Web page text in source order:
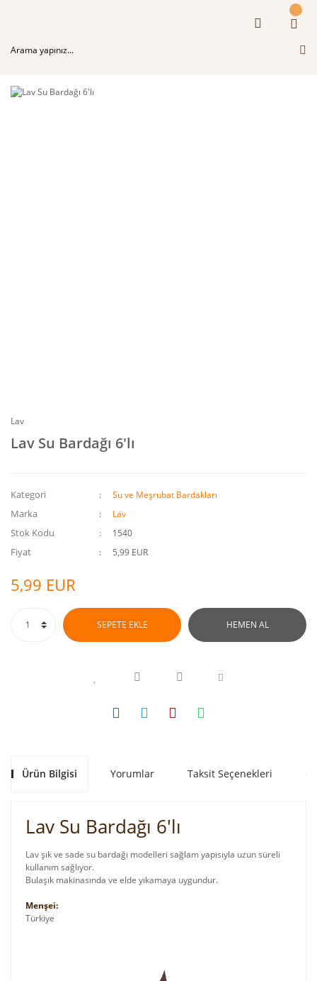
Lav
Lav Su Bardağı 6'lı
Kategori Su ve Meşrubat Bardakları
Marka Lav
Stok Kodu 1540
Fiyat 5,99 EUR
5,99 EUR
SEPETE EKLE HEMEN AL
Ürün Bilgisi Yorumlar Taksit Seçenekleri
Lav Su Bardağı 6'lı
Lav şık ve sade su bardağı modelleri sağlam yapısıyla uzun süreli
kullanım sağlıyor.
Bulaşık makinasında ve elde yıkamaya uygundur.
Menşei:
Türkiye